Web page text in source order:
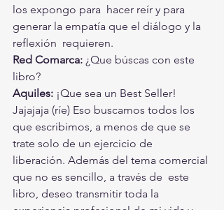
los expongo para  hacer reír y para
generar la empatía que el diálogo y la
reflexión  requieren.
Red Comarca: ¿Que búscas con este
libro?
Aquiles: ¡Que sea un Best Seller!
Jajajaja (ríe) Eso buscamos todos los
que escribimos, a menos de que se
trate solo de un ejercicio de
liberación. Además del tema comercial
que no es sencillo, a través de  este
libro, deseo transmitir toda la